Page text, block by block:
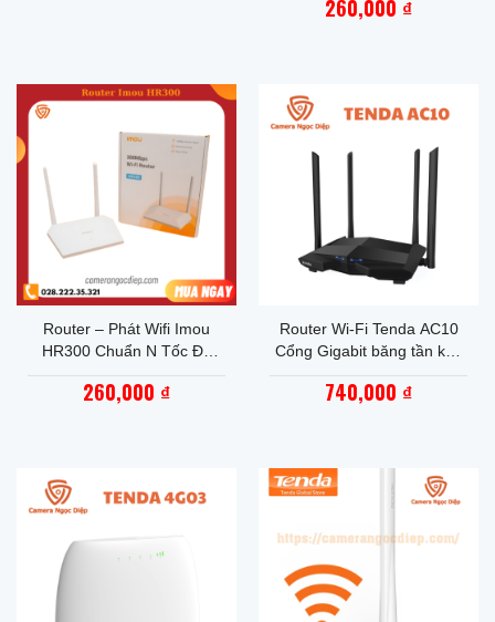
260,000 ₫
Router – Phát Wifi Imou
HR300 Chuẩn N Tốc Độ
300Mbps
260,000 ₫
Router Wi-Fi Tenda AC10
Cổng Gigabit băng tần kép
AC1200
740,000 ₫